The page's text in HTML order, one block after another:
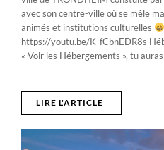
avec son centre-ville où se mêle
animés et institutions culturelles
https://youtu.be/K_fCbnEDR8s
« Voir les Hébergements », tu auras
LIRE L'ARTICLE